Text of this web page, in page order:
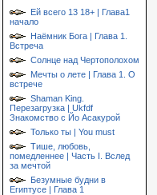
Ей всего 13 18+ | Глава1
начало
Наёмник Бога | Глава 1.
Встреча
Солнце над Чертополохом
Мечты о лете | Глава 1. О
встрече
Shaman King.
Перезагрузка | Ukfdf
Знакомство с Йо Асакурой
Только ты | You must
Тише, любовь,
помедленнее | Часть I. Вслед
за мечтой
Безумные будни в
Египтусе | Глава 1